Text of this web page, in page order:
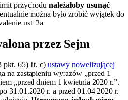
przychodu należałoby usunąć
można było zrobić wyjątek do
ust. 2a.
przez Sejm
pkt. 65) lit. c) ustawy nowelizującej
na zastąpieniu wyrazów „przed 1
„przed dniem 1 kwietnia 2020 r.”.
31.01.2020 r. a przed 01.04.2020 r.